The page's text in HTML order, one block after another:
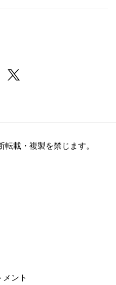
載・複製を禁じます。
ント